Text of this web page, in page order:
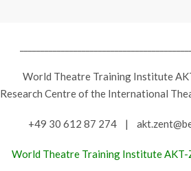
World Theatre Training Institute
Research Centre of the International
+49 30 612 87 274 |
World Theatre Training Institute